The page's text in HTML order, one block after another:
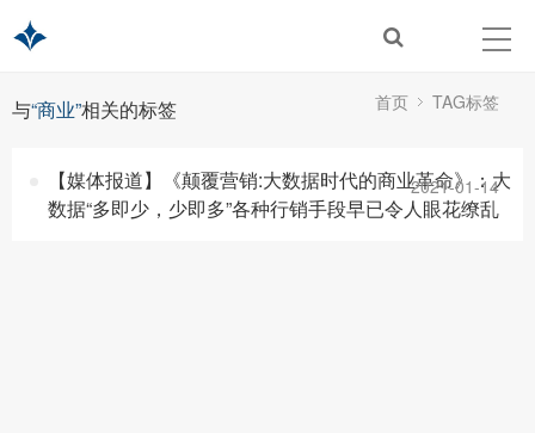
与“商业”相关的标签 首页 TAG标签
【媒体报道】《颠覆营销:大数据时代的商业革命》：大
数据“多即少，少即多”各种行销手段早已令人眼花缭乱
2021-01-14